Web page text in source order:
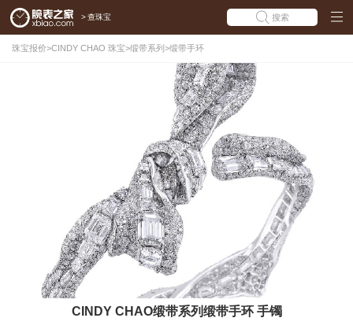
> 查珠宝 搜索
珠宝报价>CINDY CHAO 珠宝>缎带系列 >缎带手环
CINDY CHAO缎带系列缎带手环 手镯